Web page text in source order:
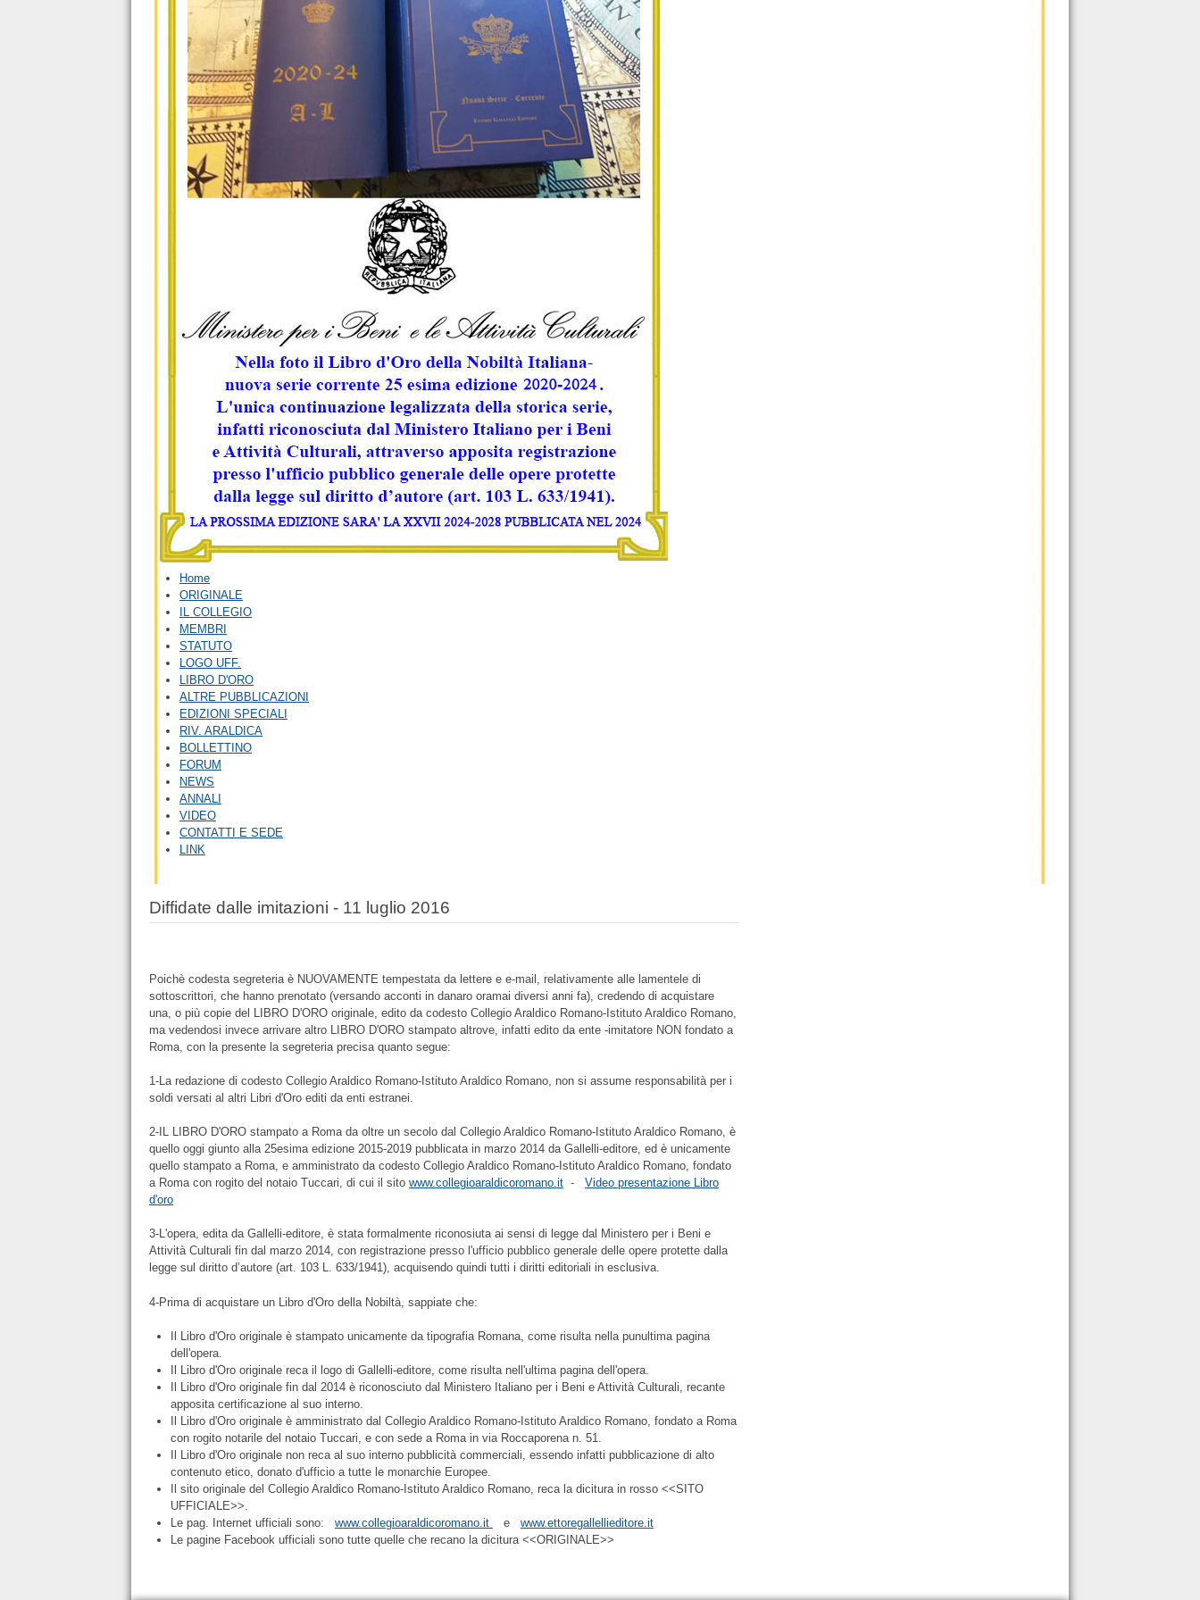
Home
ORIGINALE
IL COLLEGIO
MEMBRI
STATUTO
LOGO UFF.
LIBRO D'ORO
ALTRE PUBBLICAZIONI
EDIZIONI SPECIALI
RIV. ARALDICA
BOLLETTINO
FORUM
NEWS
ANNALI
VIDEO
CONTATTI E SEDE
LINK
Diffidate dalle imitazioni - 11 luglio 2016
Poichè codesta segreteria è NUOVAMENTE tempestata da lettere e e-mail, relativamente alle lamentele di
sottoscrittori, che hanno prenotato (versando acconti in danaro oramai diversi anni fa), credendo di acquistare
una, o più copie del LIBRO D'ORO originale, edito da codesto Collegio Araldico Romano-Istituto Araldico Romano,
ma vedendosi invece arrivare altro LIBRO D'ORO stampato altrove, infatti edito da ente -imitatore NON fondato a
Roma, con la presente la segreteria precisa quanto segue:
1-La redazione di codesto Collegio Araldico Romano-Istituto Araldico Romano, non si assume responsabilità per i
soldi versati al altri Libri d'Oro editi da enti estranei.
2-IL LIBRO D'ORO stampato a Roma da oltre un secolo dal Collegio Araldico Romano-Istituto Araldico Romano, è
quello oggi giunto alla 25esima edizione 2015-2019 pubblicata in marzo 2014 da Gallelli-editore, ed è unicamente
quello stampato a Roma, e amministrato da codesto Collegio Araldico Romano-Istituto Araldico Romano, fondato
a Roma con rogito del notaio Tuccari, di cui il sito www.collegioaraldicoromano.it - Video presentazione Libro
d'oro
3-L'opera, edita da Gallelli-editore, è stata formalmente riconosiuta ai sensi di legge dal Ministero per i Beni e
Attività Culturali fin dal marzo 2014, con registrazione presso l'ufficio pubblico generale delle opere protette dalla
legge sul diritto d’autore (art. 103 L. 633/1941), acquisendo quindi tutti i diritti editoriali in esclusiva.
4-Prima di acquistare un Libro d'Oro della Nobiltà, sappiate che:
Il Libro d'Oro originale è stampato unicamente da tipografia Romana, come risulta nella punultima pagina
dell'opera.
Il Libro d'Oro originale reca il logo di Gallelli-editore, come risulta nell'ultima pagina dell'opera.
Il Libro d'Oro originale fin dal 2014 è riconosciuto dal Ministero Italiano per i Beni e Attività Culturali, recante
apposita certificazione al suo interno.
Il Libro d'Oro originale è amministrato dal Collegio Araldico Romano-Istituto Araldico Romano, fondato a Roma
con rogito notarile del notaio Tuccari, e con sede a Roma in via Roccaporena n. 51.
Il Libro d'Oro originale non reca al suo interno pubblicità commerciali, essendo infatti pubblicazione di alto
contenuto etico, donato d'ufficio a tutte le monarchie Europee.
Il sito originale del Collegio Araldico Romano-Istituto Araldico Romano, reca la dicitura in rosso <<SITO
UFFICIALE>>.
Le pag. Internet ufficiali sono: www.collegioaraldicoromano.it e www.ettoregallellieditore.it
Le pagine Facebook ufficiali sono tutte quelle che recano la dicitura <<ORIGINALE>>